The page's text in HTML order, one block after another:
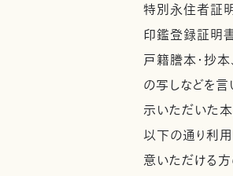
特別永住者証明
印鑑登録証明
戸籍謄本・抄
の写しなどを言
示いただいた
以下の通り利用
意いただける